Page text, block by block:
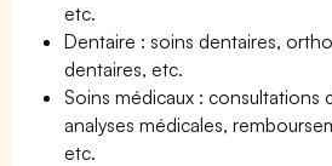
etc.
Dentaire : soins dentaires,
dentaires, etc.
Soins médicaux : consultations
analyses médicales,
etc.